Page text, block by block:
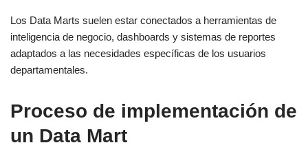
Los Data Marts suelen estar conectados a herramientas de
inteligencia de negocio, dashboards y sistemas de reportes
adaptados a las necesidades específicas de los usuarios
departamentales.
Proceso de implementación de
un Data Mart